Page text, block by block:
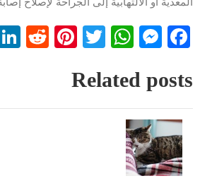
Facebook
Messenger
WhatsApp
Twitter
Related posts